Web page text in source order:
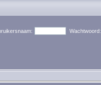
Wachtwoord: